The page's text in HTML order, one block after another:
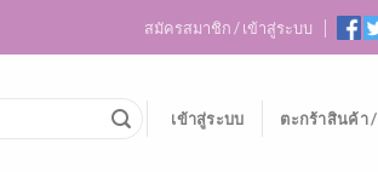
สมัครสมาชิก / เข้าสู่ระบบ
เข้าสู่ระบบ ตะกร้าสินค้า /